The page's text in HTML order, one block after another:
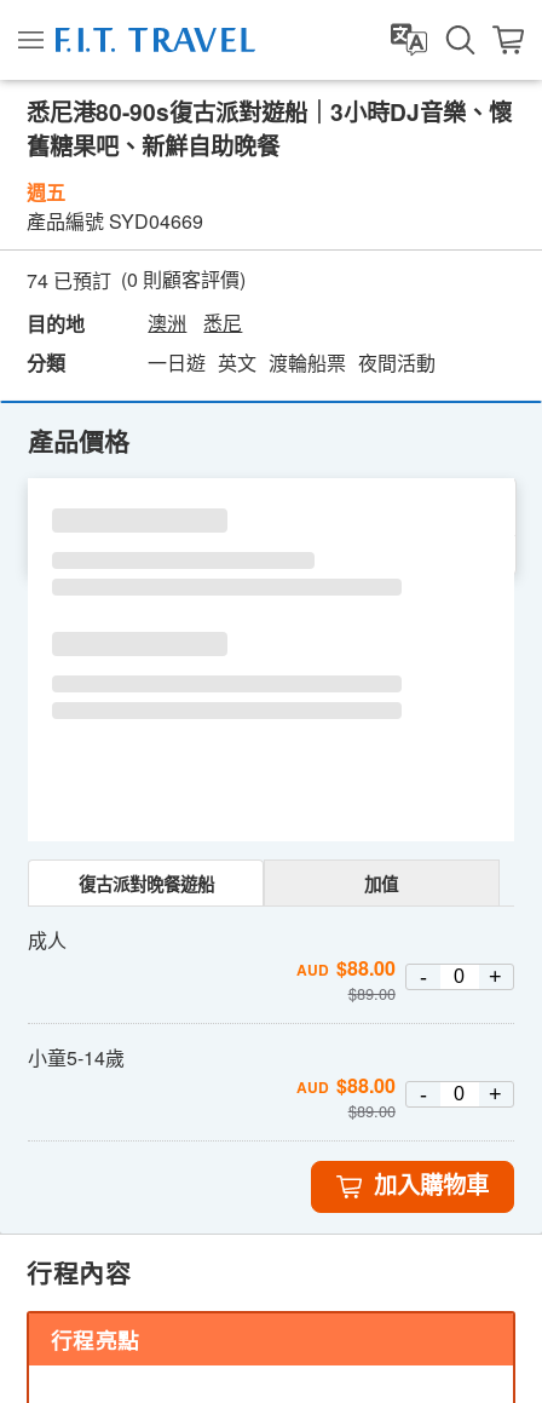
悉尼港80-90s復古派對遊船｜3小時DJ音樂、懷
舊糖果吧、新鮮自助晚餐
週五
產品編號SYD04669
74 已預訂 (0 則顧客評價)
目的地
澳洲
悉尼
分類
一日遊 英文 渡輪船票 夜間活動
產品價格
復古派對晚餐遊船 加值
成人
AUD $88.00
$89.00
- +
小童5-14歲
AUD $88.00
$89.00
- +
加入購物車
行程內容
行程亮點